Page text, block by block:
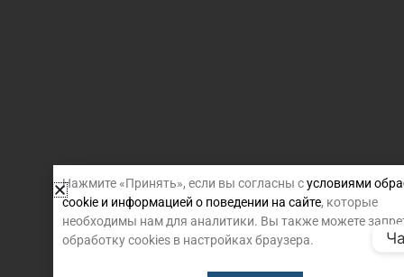
Нажмите «Принять», если вы согласны сусловиями
cookie и информацией о поведении на сайте, которые
необходимы нам для аналитики. Вы также можете
обработку cookies в настройках браузера.